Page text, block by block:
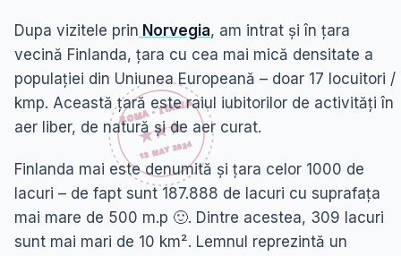
Dupa vizitele prin Norvegia, am intrat și în țara
vecină Finlanda, țara cu cea mai mică densitate a
populației din Uniunea Europeană – doar 17 locuitori /
kmp. Această țară este raiul iubitorilor de activități în
aer liber, de natură și de aer curat.
Finlanda mai este denumită și țara celor 1000 de
lacuri – de fapt sunt 187.888 de lacuri cu suprafața
mai mare de 500 m.p 🙂. Dintre acestea, 309 lacuri
sunt mai mari de 10 km². Lemnul reprezintă un